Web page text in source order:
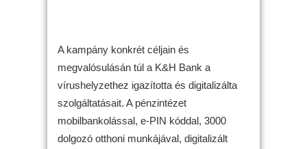
A kampány konkrét céljain és
megvalósulásán túl a K&H Bank a
vírushelyzethez igazította és digitalizálta
szolgáltatásait. A pénzintézet
mobilbankolással, e-PIN kóddal, 3000
dolgozó otthoni munkájával, digitalizált